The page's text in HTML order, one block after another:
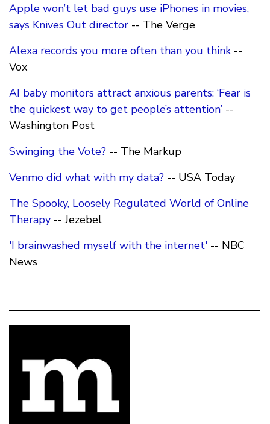
Apple won’t let bad guys use iPhones in movies,
says Knives Out director -- The Verge
Alexa records you more often than you think--
Vox
AI baby monitors attract anxious parents: ‘Fear is
the quickest way to get people’s attention’ --
Washington Post
Swinging the Vote? -- The Markup
Venmo did what with my data? -- USA Today
The Spooky, Loosely Regulated World of Online
Therapy -- Jezebel
'I brainwashed myself with the internet' -- NBC
News